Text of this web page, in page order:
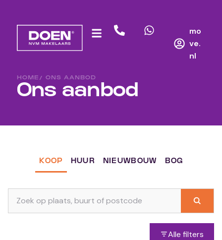
mo
ve.
nl
HOME / ONS AANBOD
Ons aanbod
KOOP HUUR NIEUWBOUW BOG
Alle filters